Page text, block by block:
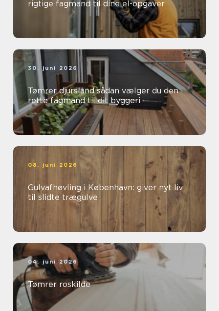
rigtige fagmand til dine el-opgaver
30. juni 2026
Tømrer djursland sådan vælger du den
rette fagmand til dit byggeri
08. juni 2026
Gulvafhøvling i København: giver nyt liv
til slidte trægulve
04. juni 2026
Tømrer roskilde